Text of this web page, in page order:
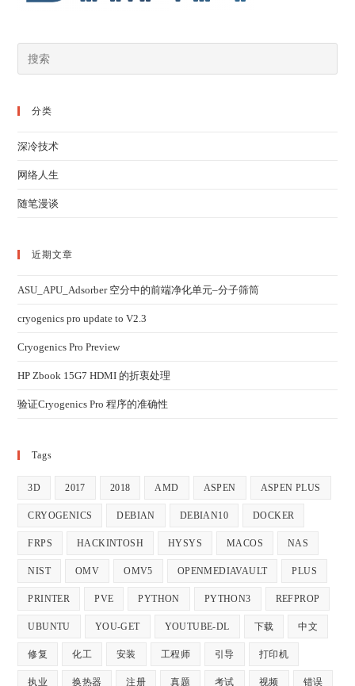
分类
深冷技术
网络人生
随笔漫谈
近期文章
ASU_APU_Adsorber 空分中的前端净化单元–分子筛筒
cryogenics pro update to V2.3
Cryogenics Pro Preview
HP Zbook 15G7 HDMI 的折衷处理
验证Cryogenics Pro 程序的准确性
Tags
3D 2017 2018 AMD ASPEN ASPEN PLUS
CRYOGENICS DEBIAN DEBIAN10 DOCKER
FRPS HACKINTOSH HYSYS MACOS NAS
NIST OMV OMV5 OPENMEDIAVAULT PLUS
PRINTER PVE PYTHON PYTHON3 REFPROP
UBUNTU YOU-GET YOUTUBE-DL 下载 中文
修复 化工 安装 工程师 引导 打印机
执业 换热器 注册 真题 考试 视频 错误